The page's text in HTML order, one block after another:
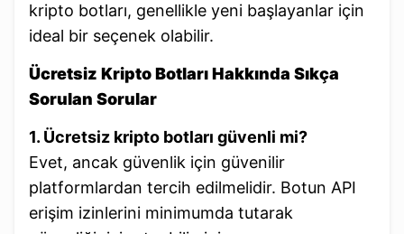
kripto botları, genellikle yeni başlayanlar için
ideal bir seçenek olabilir.
Ücretsiz Kripto Botları Hakkında Sıkça
Sorulan Sorular
1. Ücretsiz kripto botları güvenli mi?
Evet, ancak güvenlik için güvenilir
platformlardan tercih edilmelidir. Botun API
erişim izinlerini minimumda tutarak